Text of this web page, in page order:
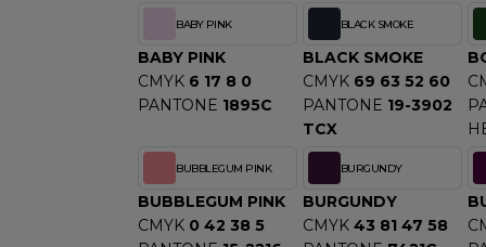
SANS ETIQUETTE
BABY PINK
BABY PINK
CMYK 6 17 8 0
PANTONE 1895C
BLACK SMOKE
BLACK SMOKE
CMYK 69 63 52 60
PANTONE 19-3902
TCX
BUBBLEGUM PINK
BUBBLEGUM PINK
CMYK 0 42 38 5
BURGUNDY
BURGUNDY
CMYK 43 81 47 58